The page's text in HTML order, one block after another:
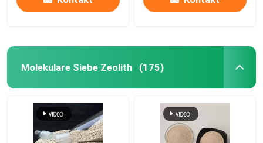
Molekulare Siebe Zeolith (175)